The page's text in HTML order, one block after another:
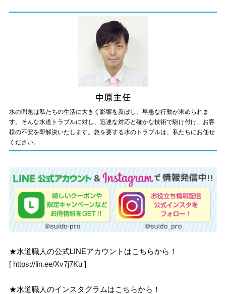
水の問題は私たちの生活に大きく影響を及ぼし、早急な行動が求められま
す。そんな水道トラブルに対し、迅速な対応と確かな技術で駆け付け、お客
様の不安を即解決いたします。急を要する水のトラブルは、私たちにお任せ
ください。
★水道職人の公式LINEアカウントはこちらから！
[ https://lin.ee/Xv7j7Ku ]
★水道職人のインスタグラムはこちらから！